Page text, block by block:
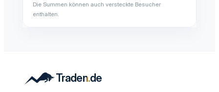
Die Summen können auch versteckte Besucher
enthalten.